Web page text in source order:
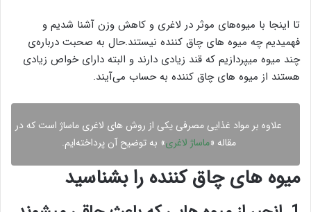
تا اینجا با میوه‌های موثر در لاغری و کاهش وزن آشنا شدیم و
فهمیدیم چه میوه های چاق کننده نیستند.حال به صحبت درباره‌ی
چند میوه میپردازیم که قند زیادی دارند و البته دارای خواص زیادی
هستند از میوه های چاق کننده به حساب می‌آیند.
علاوه بر مواد غذایی مصرفی یکی از روش های لاغری ماساژ است که در
مقاله «ماساژ لاغری» به توضیح آن پرداخته‌ایم.
میوه های چاق کننده را بشناسید